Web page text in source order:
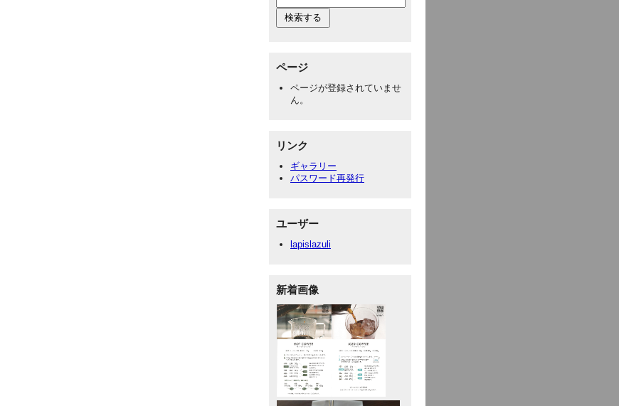
ページ
ページが登録されていませ
ん。
リンク
ギャラリー
パスワード再発行
ユーザー
lapislazuli
新着画像